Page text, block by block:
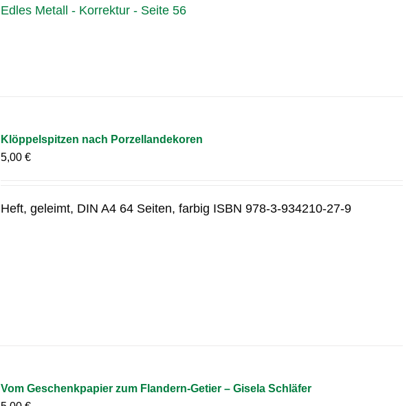
Edles Metall - Korrektur - Seite 56
Klöppelspitzen nach Porzellandekoren
5,00€
Heft, geleimt, DIN A4 64 Seiten, farbig ISBN 978-3-934210-27-9
Vom Geschenkpapier zum Flandern-Getier – Gisela Schläfer